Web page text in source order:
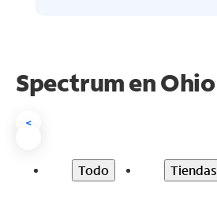
Spectrum enOhio
<
Todo Tiendas